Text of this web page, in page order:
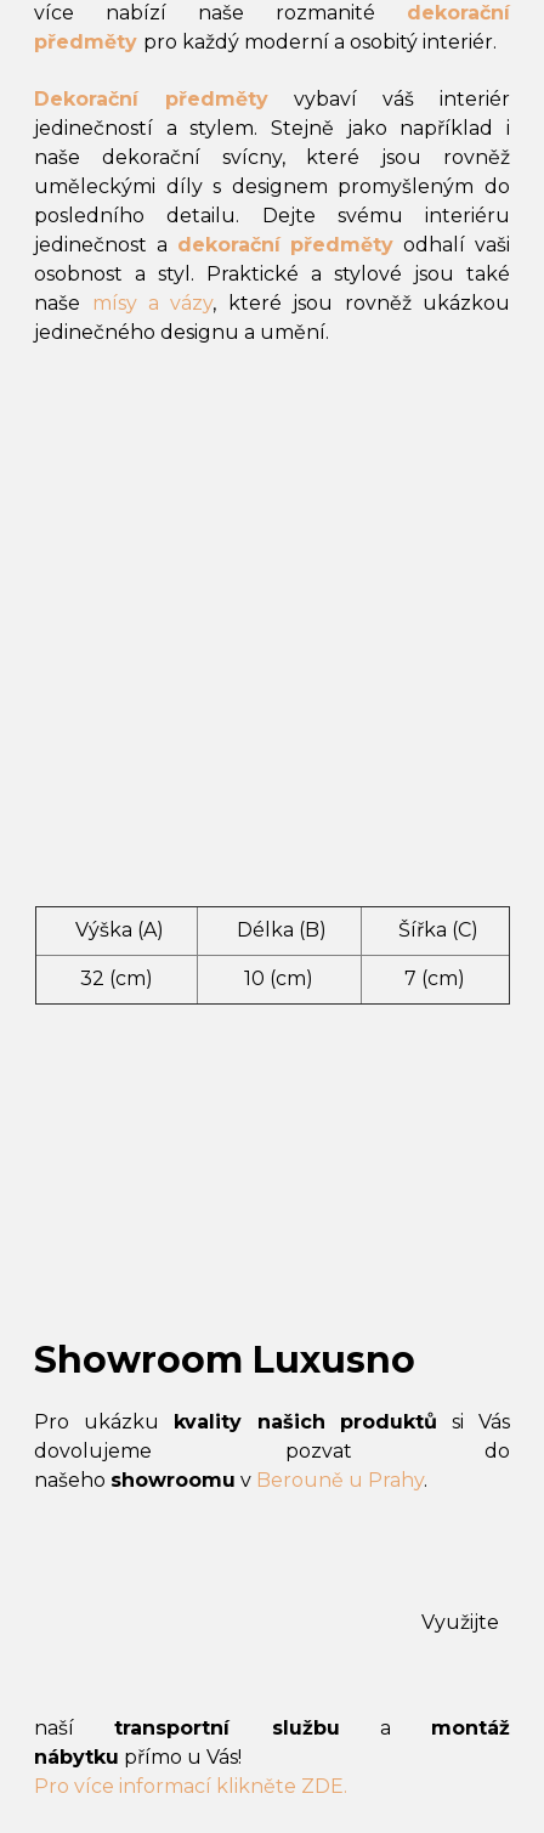
více nabízí naše rozmanité dekorační
předměty pro každý moderní a osobitý interiér.
Dekorační předměty vybaví váš interiér
jedinečností a stylem. Stejně jako například i
naše dekorační svícny, které jsou rovněž
uměleckými díly s designem promyšleným do
posledního detailu. Dejte svému interiéru
jedinečnost a dekorační předměty odhalí vaši
osobnost a styl. Praktické a stylové jsou také
naše
mísy a vázy, které jsou rovněž ukázkou
jedinečného designu a umění.
Výška (A) Délka (B) Šířka (C)
32 (cm) 10 (cm) 7 (cm)
Showroom Luxusno
Pro ukázku kvality našich produktů si Vás
dovolujeme pozvat do
našeho showroomu v Berouně u Prahy.
Využijte
našítransportní službu a montáž
nábytku přímo u Vás!
Pro více informací klikněte ZDE.